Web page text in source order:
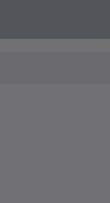
きの矢印を使う